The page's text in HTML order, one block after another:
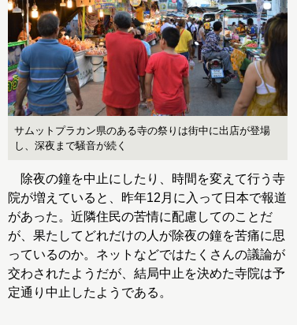
サムットプラカン県のある寺の祭りは街中に出店が登場
し、深夜まで騒音が続く
除夜の鐘を中止にしたり、時間を変えて行う寺
院が増えていると、昨年12月に入って日本で報道
があった。近隣住民の苦情に配慮してのことだ
が、果たしてどれだけの人が除夜の鐘を苦痛に思
っているのか。ネットなどではたくさんの議論が
交わされたようだが、結局中止を決めた寺院は予
定通り中止したようである。